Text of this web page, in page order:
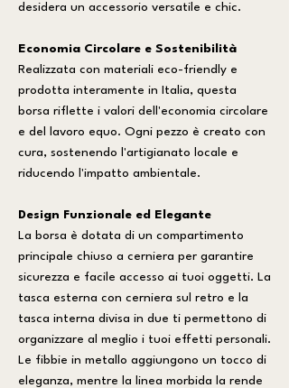
desidera un accessorio versatile e chic.
Economia Circolare e Sostenibilità
Realizzata con materiali eco-friendly e
prodotta interamente in Italia, questa
borsa riflette i valori dell'economia circolare
e del lavoro equo. Ogni pezzo è creato con
cura, sostenendo l'artigianato locale e
riducendo l'impatto ambientale.
Design Funzionale ed Elegante
La borsa è dotata di un compartimento
principale chiuso a cerniera per garantire
sicurezza e facile accesso ai tuoi oggetti. La
tasca esterna con cerniera sul retro e la
tasca interna divisa in due ti permettono di
organizzare al meglio i tuoi effetti personali.
Le fibbie in metallo aggiungono un tocco di
eleganza, mentre la linea morbida la rende